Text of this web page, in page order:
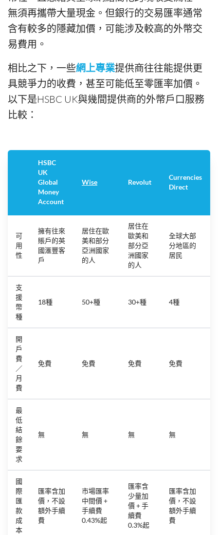
無須再攜帶大量現金。但銀行的交易匯率通常
含有較多的隱藏加價，可能涉及較高的外幣交
易費用。
相比之下，一些網上專業提供商往往能提供更
具競爭力的收費，甚至可能低至零匯率加價。
以下是HSBC UK與幾間提供商的外幣戶口服務
比較：
HSBC
UK
Global
Money
Account
Wise Revolut
Currencies
Direct
可
用
性
擁有往來
賬戶的英
國滙豐客
戶
居住在歐
美和部分
亞洲國家
的人
居住在
歐美和
部分亞
洲國家
的人
全球大部
分地區的
居民
支
援
幣
種
18種 50+種 30+種 4種
開
戶
費
／
月
費
免費 免費 免費 免費
最
低
結
餘
要
求
無 無 無 無
國
際
匯
款
成
本
匯率含加
價，不設
額外手續
費
市場匯率
中間價 +
手續費
0.43%起
匯率含
少量加
價 + 手
續費
0.3%起
匯率含加
價，不設
額外手續
費